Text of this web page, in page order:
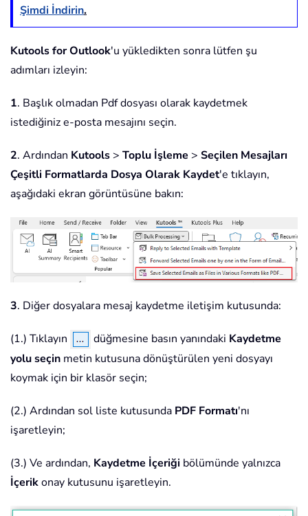
Şimdi İndirin.
Kutools for Outlook'u yükledikten sonra lütfen şu
adımları izleyin:
1. Başlık olmadan Pdf dosyası olarak kaydetmek
istediğiniz e-posta mesajını seçin.
2. Ardından Kutools > Toplu İşleme > Seçilen Mesajları
Çeşitli Formatlarda Dosya Olarak Kaydet'e tıklayın,
aşağıdaki ekran görüntüsüne bakın:
3. Diğer dosyalara mesaj kaydetme iletişim kutusunda:
(1.) Tıklayın düğmesine basın yanındaki Kaydetme
yolu seçin metin kutusuna dönüştürülen yeni dosyayı
koymak için bir klasör seçin;
(2.) Ardından sol liste kutusunda PDF Formatı'nı
işaretleyin;
(3.) Ve ardından, Kaydetme İçeriği bölümünde yalnızca
İçerikonay kutusunu işaretleyin.